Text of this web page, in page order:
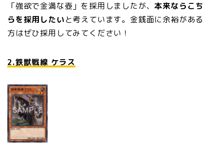
「強欲で金満な壺」を採用しましたが、本来ならこち
らを採用したいと考えています。金銭面に余裕がある
方はぜひ採用してみてください！
2.鉄獣戦線 ケラス